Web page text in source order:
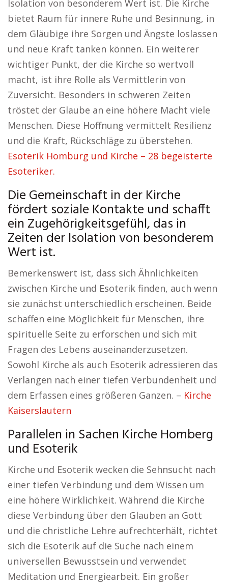
Isolation von besonderem Wert ist. Die Kirche
bietet Raum für innere Ruhe und Besinnung, in
dem Gläubige ihre Sorgen und Ängste loslassen
und neue Kraft tanken können. Ein weiterer
wichtiger Punkt, der die Kirche so wertvoll
macht, ist ihre Rolle als Vermittlerin von
Zuversicht. Besonders in schweren Zeiten
tröstet der Glaube an eine höhere Macht viele
Menschen. Diese Hoffnung vermittelt Resilienz
und die Kraft, Rückschläge zu überstehen.
Esoterik Homburg und Kirche – 28 begeisterte
Esoteriker.
Die Gemeinschaft in der Kirche
fördert soziale Kontakte und schafft
ein Zugehörigkeitsgefühl, das in
Zeiten der Isolation von besonderem
Wert ist.
Bemerkenswert ist, dass sich Ähnlichkeiten
zwischen Kirche und Esoterik finden, auch wenn
sie zunächst unterschiedlich erscheinen. Beide
schaffen eine Möglichkeit für Menschen, ihre
spirituelle Seite zu erforschen und sich mit
Fragen des Lebens auseinanderzusetzen.
Sowohl Kirche als auch Esoterik adressieren das
Verlangen nach einer tiefen Verbundenheit und
dem Erfassen eines größeren Ganzen. – Kirche
Kaiserslautern
Parallelen in Sachen Kirche Homberg
und Esoterik
Kirche und Esoterik wecken die Sehnsucht nach
einer tiefen Verbindung und dem Wissen um
eine höhere Wirklichkeit. Während die Kirche
diese Verbindung über den Glauben an Gott
und die christliche Lehre aufrechterhält, richtet
sich die Esoterik auf die Suche nach einem
universellen Bewusstsein und verwendet
Meditation und Energiearbeit. Ein großer